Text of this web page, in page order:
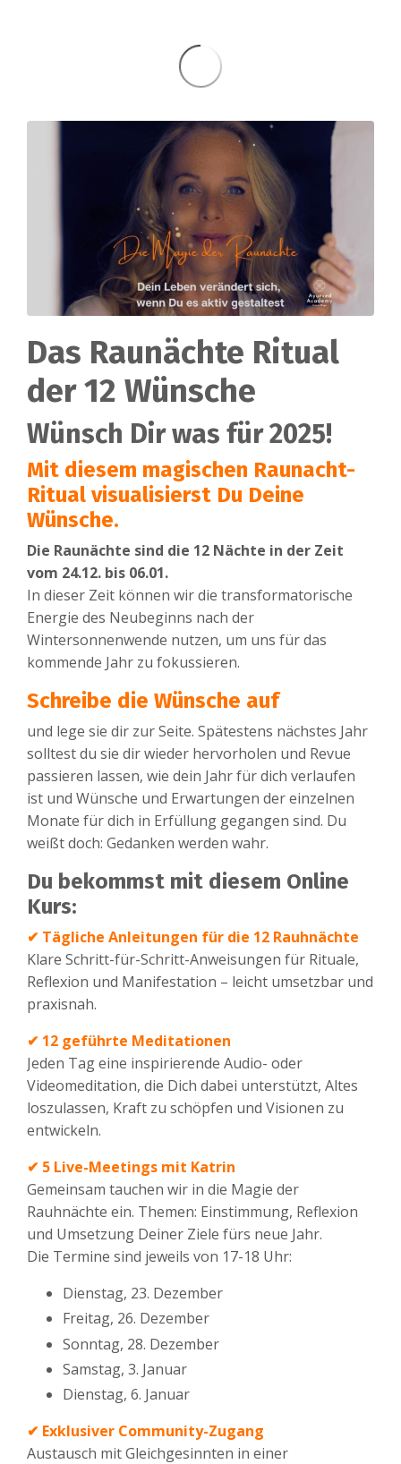
Das Raunächte Ritual
der 12 Wünsche
Wünsch Dir was für 2025!
Mit diesem magischen Raunacht-
Ritual visualisierst Du Deine
Wünsche.
Die Raunächte sind die 12 Nächte in der Zeit
vom 24.12. bis 06.01.
In dieser Zeit können wir die transformatorische
Energie des Neubeginns nach der
Wintersonnenwende nutzen, um uns für das
kommende Jahr zu fokussieren.
Schreibe die Wünsche auf
und lege sie dir zur Seite. Spätestens nächstes Jahr
solltest du sie dir wieder hervorholen und Revue
passieren lassen, wie dein Jahr für dich verlaufen
ist und Wünsche und Erwartungen der einzelnen
Monate für dich in Erfüllung gegangen sind. Du
weißt doch: Gedanken werden wahr.
Du bekommst mit diesem Online
Kurs:
✔ Tägliche Anleitungen für die 12 Rauhnächte
Klare Schritt-für-Schritt-Anweisungen für Rituale,
Reflexion und Manifestation – leicht umsetzbar und
praxisnah.
✔ 12 geführte Meditationen
Jeden Tag eine inspirierende Audio- oder
Videomeditation, die Dich dabei unterstützt, Altes
loszulassen, Kraft zu schöpfen und Visionen zu
entwickeln.
✔ 5 Live-Meetings mit Katrin
Gemeinsam tauchen wir in die Magie der
Rauhnächte ein. Themen: Einstimmung, Reflexion
und Umsetzung Deiner Ziele fürs neue Jahr.
Die Termine sind jeweils von 17-18 Uhr:
Dienstag, 23. Dezember
Freitag, 26. Dezember
Sonntag, 28. Dezember
Samstag, 3. Januar
Dienstag, 6. Januar
✔ Exklusiver Community-Zugang
Austausch mit Gleichgesinnten in einer